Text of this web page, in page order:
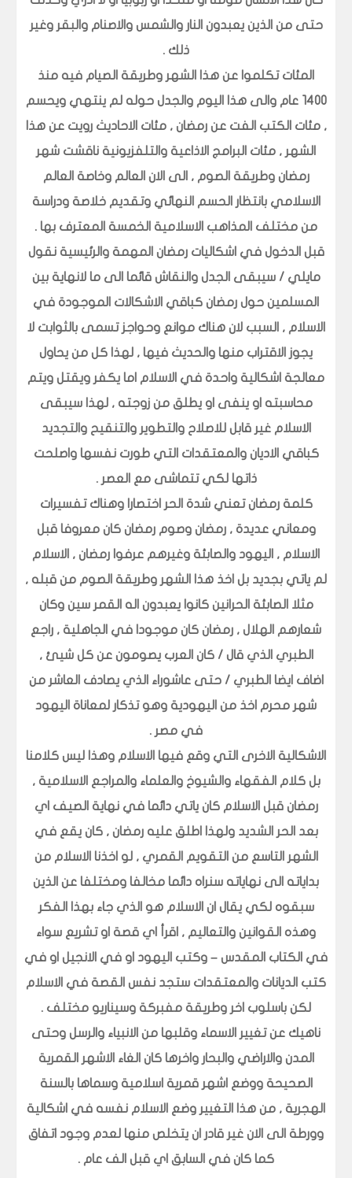
حتى من الذين يعبدون النار والشمس والاصنام والبقر وغير
ذلك .
المئات تكلموا عن هذا الشهر وطريقة الصيام فيه منذ
1400 عام والى هذا اليوم والجدل حوله لم ينتهي ويحسم
, مئات الكتب الفت عن رمضان , مئات الاحاديث رويت عن هذا
الشهر , مئات البرامج الاذاعية والتلفزيونية ناقشت شهر
رمضان وطريقة الصوم , الى الان العالم وخاصة العالم
الاسلامي بانتظار الحسم النهائي وتقديم خلاصة ودراسة
من مختلف المذاهب الاسلامية الخمسة المعترف بها .
قبل الدخول في اشكاليات رمضان المهمة والرئيسية نقول
مايلي / سيبقى الجدل والنقاش قائما الى ما لانهاية بين
المسلمين حول رمضان كباقي الاشكالات الموجودة في
الاسلام , السبب لان هناك موانع وحواجز تسمى بالثوابت لا
يجوز الاقتراب منها والحديث فيها , لهذا كل من يحاول
معالجة اشكالية واحدة في الاسلام اما يكفر ويقتل ويتم
محاسبته او ينفى او يطلق من زوجته , لهذا سيبقى
الاسلام غير قابل للاصلاح والتطوير والتنقيح والتجديد
كباقي الاديان والمعتقدات التي طورت نفسها واصلحت
ذاتها لكي تتماشى مع العصر .
كلمة رمضان تعني شدة الحر اختصارا وهناك تفسيرات
ومعاني عديدة , رمضان وصوم رمضان كان معروفا قبل
الاسلام , اليهود والصابئة وغيرهم عرفوا رمضان , الاسلام
لم ياتي بجديد بل اخذ هذا الشهر وطريقة الصوم من قبله ,
مثلا الصابئة الحرانين كانوا يعبدون اله القمر سين وكان
شعارهم الهلال , رمضان كان موجودا في الجاهلية , راجع
الطبري الذي قال / كان العرب يصومون عن كل شيئ ,
اضاف ايضا الطبري / حتى عاشوراء الذي يصادف العاشر من
شهر محرم اخذ من اليهودية وهو تذكار لمعاناة اليهود
في مصر .
الاشكالية الاخرى التي وقع فيها الاسلام وهذا ليس كلامنا
بل كلام الفقهاء والشيوخ والعلماء والمراجع الاسلامية ,
رمضان قبل الاسلام كان ياتي دائما في نهاية الصيف اي
بعد الحر الشديد ولهذا اطلق عليه رمضان , كان يقع في
الشهر التاسع من التقويم القمري , لو اخذنا الاسلام من
بداياته الى نهاياته سنراه دائما مخالفا ومختلفا عن الذين
سبقوه لكي يقال ان الاسلام هو الذي جاء بهذا الفكر
وهذه القوانين والتعاليم , اقرأ اي قصة او تشريع سواء
في الكتاب المقدس – وكتب اليهود او في الانجيل او في
كتب الديانات والمعتقدات ستجد نفس القصة في الاسلام
لكن باسلوب اخر وطريقة مفبركة وسيناريو مختلف .
ناهيك عن تغيير الاسماء وقلبها من الانبياء والرسل وحتى
المدن والاراضي والبحار واخرها كان الغاء الاشهر القمرية
الصحيحة ووضع اشهر قمرية اسلامية وسماها بالسنة
الهجرية , من هذا التغيير وضع الاسلام نفسه في اشكالية
وورطة الى الان غير قادر ان يتخلص منها لعدم وجود اتفاق
كما كان في السابق اي قبل الف عام .